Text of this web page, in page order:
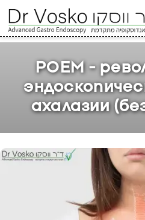
POEM -
ахалазии